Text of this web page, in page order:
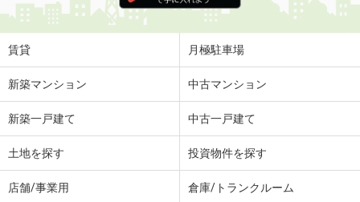
賃貸 月極駐車場
新築マンション 中古マンション
新築一戸建て 中古一戸建て
土地を探す 投資物件を探す
店舗/事業用 倉庫/トランクルーム